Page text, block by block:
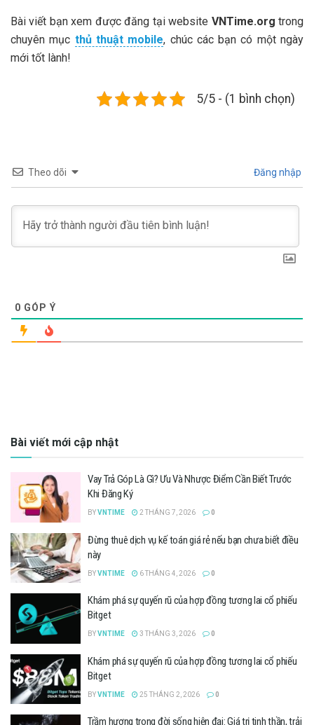
Bài viết bạn xem được đăng tại website VNTime.org trong
chuyên mục thủ thuật mobile, chúc các bạn có một ngày
mới tốt lành!
5/5 - (1 bình chọn)
Theo dõi Đăng nhập
0 GÓP Ý
Bài viết mới cập nhật
Vay Trả Góp Là Gì? Ưu Và Nhược Điểm Cần Biết Trước
Khi Đăng Ký
BYVNTIME 2 THÁNG 7, 2026 0
Đừng thuê dịch vụ kế toán giá rẻ nếu bạn chưa biết điều
này
BYVNTIME 6 THÁNG 4, 2026 0
Khám phá sự quyến rũ của hợp đồng tương lai cổ phiếu
Bitget
BYVNTIME 3 THÁNG 3, 2026 0
Khám phá sự quyến rũ của hợp đồng tương lai cổ phiếu
Bitget
BYVNTIME 25 THÁNG 2, 2026 0
Trầm hương trong đời sống hiện đại: Giá trị tinh thần, trải